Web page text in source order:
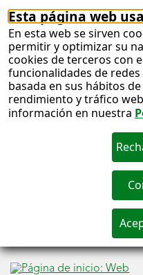
Esta página web
En esta web se sirven
permitir y optimizar su
cookies de terceros con
funcionalidades de
basada en sus hábitos
rendimiento y tráfico
información en nuestra